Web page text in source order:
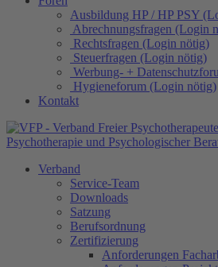
Ausbildung HP / HP PSY
Abrechnungsfragen (Login
Rechtsfragen (Login nötig)
Steuerfragen (Login nötig)
Werbung- +
Hygieneforum (Login nötig)
Kontakt
Verband
Service-Team
Downloads
Satzung
Berufsordnung
Zertifizierung
Anforderungen